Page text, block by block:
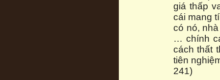
giá thấp
cái mang
có nó,
… chính
cách thất
tiên
241)